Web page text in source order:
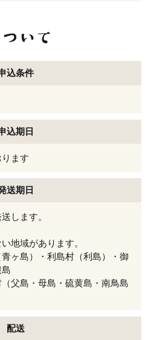
込条件
込期日
ます
送期日
します。
地域があります。
ヶ島）・利島村（利島）・御
父島・母島・硫黄島・南鳥島
配送